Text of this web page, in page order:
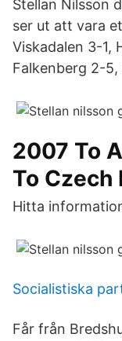
Stellan Nilsson
ser ut att vara
Viskadalen 3-1,
Falkenberg 2-5,
2007 To
To Czech
Hitta
Socialistiska
Får från